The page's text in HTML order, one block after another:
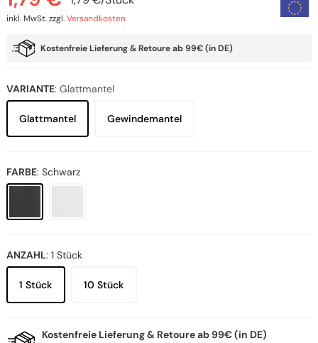
inkl. MwSt.zzgl.Versandkosten
Kostenfreie Lieferung & Retoure ab 99€ (in DE)
VARIANTE: Glattmantel
Glattmantel Gewindemantel
FARBE: Schwarz
ANZAHL: 1 Stück
1 Stück 10 Stück
Kostenfreie Lieferung & Retoure ab 99€ (in DE)